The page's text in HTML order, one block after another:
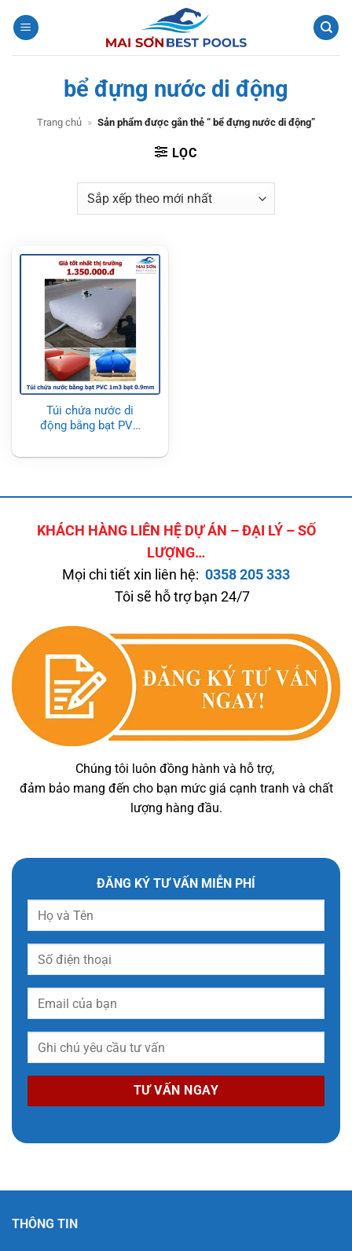
qua
bể đựng nước di động
Trang chủ » Sản phẩm được gắn thẻ “ bể đựng nước di động”
LỌC
Túi chứa nước di
động bằng bạt PVC
KHÁCH HÀNG LIÊN HỆ DỰ ÁN – ĐẠI LÝ – SỐ
LƯỢNG…
Mọi chi tiết xin liên hệ: 0358 205 333
Tôi sẽ hỗ trợ bạn 24/7
Chúng tôi luôn đồng hành và hỗ trợ,
đảm bảo mang đến cho bạn mức giá cạnh tranh và chất
lượng hàng đầu.
ĐĂNG KÝ TƯ VẤN MIỄN PHÍ
THÔNG TIN